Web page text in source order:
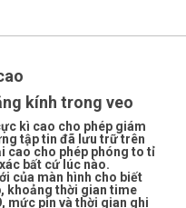
kính trong veo
kì cao cho phép giám
tập tin đã lưu trữ trên
cao cho phép phóng to tỉ
bất cứ lúc nào.
của màn hình cho biết
khoảng thời gian time
mức pin và thời gian ghi